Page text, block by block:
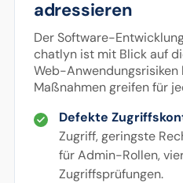
adressieren
Der Software-
chatlyn ist mit Blick auf
Web-Anwendungsrisiken
Maßnahmen greifen für
Defekte
Zugriff, geringste
für Admin-Rollen,
Zugriffsprüfungen.